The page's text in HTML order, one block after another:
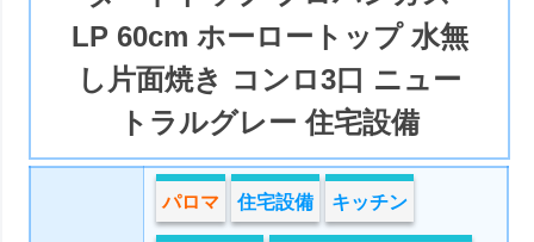
LP 60cm ホーロートップ 水無
し片面焼き コンロ3口 ニュー
トラルグレー 住宅設備
パロマ 住宅設備 キッチン